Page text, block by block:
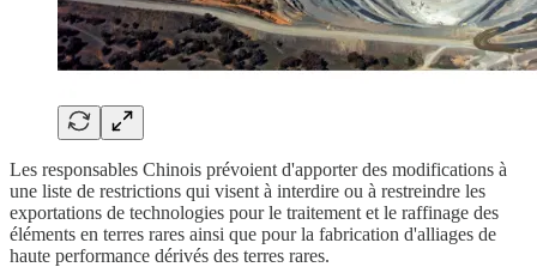
Les responsables Chinois prévoient d'apporter des modifications à
une liste de restrictions qui visent à interdire ou à restreindre les
exportations de technologies pour le traitement et le raffinage des
éléments en terres rares ainsi que pour la fabrication d'alliages de
haute performance dérivés des terres rares.